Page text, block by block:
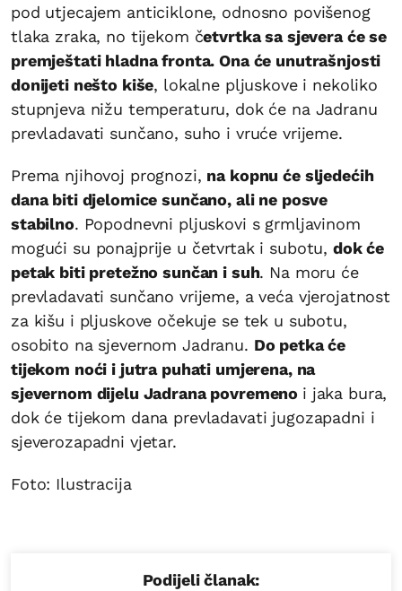
pod utjecajem anticiklone, odnosno povišenog
tlaka zraka, no tijekom četvrtka sa sjevera će se
premještati hladna fronta. Ona će unutrašnjosti
donijeti nešto kiše, lokalne pljuskove i nekoliko
stupnjeva nižu temperaturu, dok će na Jadranu
prevladavati sunčano, suho i vruće vrijeme.
Prema njihovoj prognozi, na kopnu će sljedećih
dana biti djelomice sunčano, ali ne posve
stabilno. Popodnevni pljuskovi s grmljavinom
mogući su ponajprije u četvrtak i subotu, dok će
petak biti pretežno sunčan i suh. Na moru će
prevladavati sunčano vrijeme, a veća vjerojatnost
za kišu i pljuskove očekuje se tek u subotu,
osobito na sjevernom Jadranu. Do petka će
tijekom noći i jutra puhati umjerena, na
sjevernom dijelu Jadrana povremeno i jaka bura,
dok će tijekom dana prevladavati jugozapadni i
sjeverozapadni vjetar.
Foto: Ilustracija
Podijeli članak: